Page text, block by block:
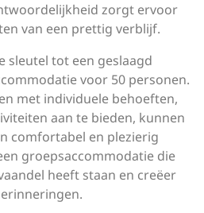
zorgt ervoor
van een prettig verblijf.
sleutel tot een geslaagd
voor 50 personen.
met individuele behoeften,
aan te bieden, kunnen
comfortabel en plezierig
groepsaccommodatie die
heeft staan en creëer